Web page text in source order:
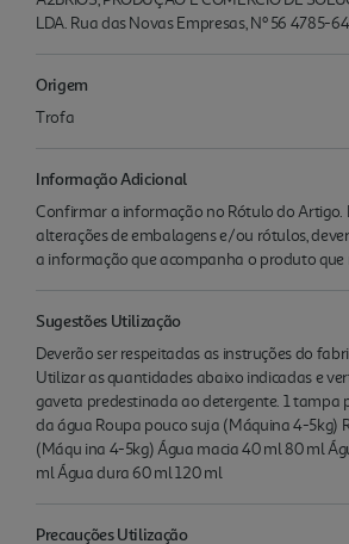
LDA. Rua das Novas Empresas, Nº 56 4785-
Origem
Trofa
Informação Adicional
Confirmar a informação no Rótulo do Artigo.
alterações de embalagens e/ou rótulos,
a informação que acompanha o produto que
Sugestões Utilização
Deverão ser respeitadas as instruções do
Utilizar as quantidades abaixo indicadas e
gaveta predestinada ao detergente. 1 tampa
da água Roupa pouco suja (Máquina 4-5kg)
(Máqu ina 4-5kg) Água macia 40 ml 80 ml
ml Água dura 60 ml 120 ml
Precauções Utilização